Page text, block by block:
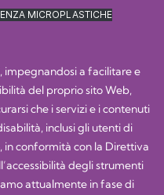
MICROPLASTICHE
impegnandosi a facilitare e
del proprio sito Web,
che i servizi e i contenuti
inclusi gli utenti di
in conformità con la Direttiva
degli strumenti
attualmente in fase di